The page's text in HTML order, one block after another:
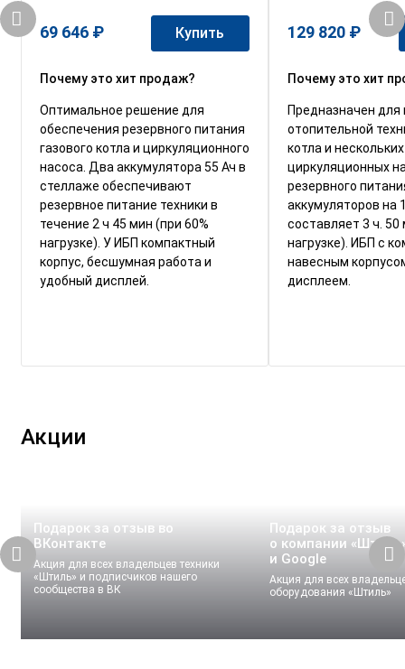
69 646 ₽ Купить
Почему это хит продаж?
Оптимальное решение для
обеспечения резервного питания
газового котла и циркуляционного
насоса. Два аккумулятора 55 Ач в
стеллаже обеспечивают
резервное питание техники в
течение 2 ч 45 мин (при 60%
нагрузке). У ИБП компактный
корпус, бесшумная работа и
удобный дисплей.
129 820 ₽
Почему это хит
Предназначен для
отопительной
котла и нескольких
циркуляционных
резервного
аккумуляторов на
составляет 3 ч. 50
нагрузке). ИБП с
навесным
дисплеем.
Акции
Подарок за отзыв во
ВКонтакте
Акция для всех владельцев техники
«Штиль» и подписчиков нашего
сообщества в ВК
Подарок за отзыв
о компании
и Google
Акция для всех
оборудования «Штиль»